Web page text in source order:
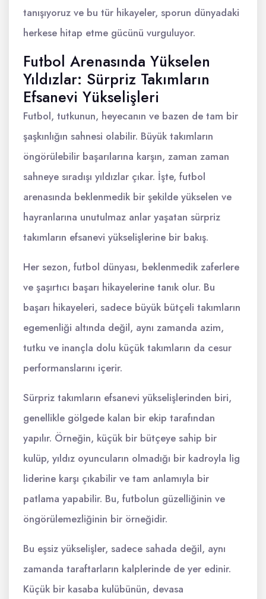
tanışıyoruz ve bu tür hikayeler, sporun dünyadaki
herkese hitap etme gücünü vurguluyor.
Futbol Arenasında Yükselen
Yıldızlar: Sürpriz Takımların
Efsanevi Yükselişleri
Futbol, tutkunun, heyecanın ve bazen de tam bir
şaşkınlığın sahnesi olabilir. Büyük takımların
öngörülebilir başarılarına karşın, zaman zaman
sahneye sıradışı yıldızlar çıkar. İşte, futbol
arenasında beklenmedik bir şekilde yükselen ve
hayranlarına unutulmaz anlar yaşatan sürpriz
takımların efsanevi yükselişlerine bir bakış.
Her sezon, futbol dünyası, beklenmedik zaferlere
ve şaşırtıcı başarı hikayelerine tanık olur. Bu
başarı hikayeleri, sadece büyük bütçeli takımların
egemenliği altında değil, aynı zamanda azim,
tutku ve inançla dolu küçük takımların da cesur
performanslarını içerir.
Sürpriz takımların efsanevi yükselişlerinden biri,
genellikle gölgede kalan bir ekip tarafından
yapılır. Örneğin, küçük bir bütçeye sahip bir
kulüp, yıldız oyuncuların olmadığı bir kadroyla lig
liderine karşı çıkabilir ve tam anlamıyla bir
patlama yapabilir. Bu, futbolun güzelliğinin ve
öngörülemezliğinin bir örneğidir.
Bu eşsiz yükselişler, sadece sahada değil, aynı
zamanda taraftarların kalplerinde de yer edinir.
Küçük bir kasaba kulübünün, devasa